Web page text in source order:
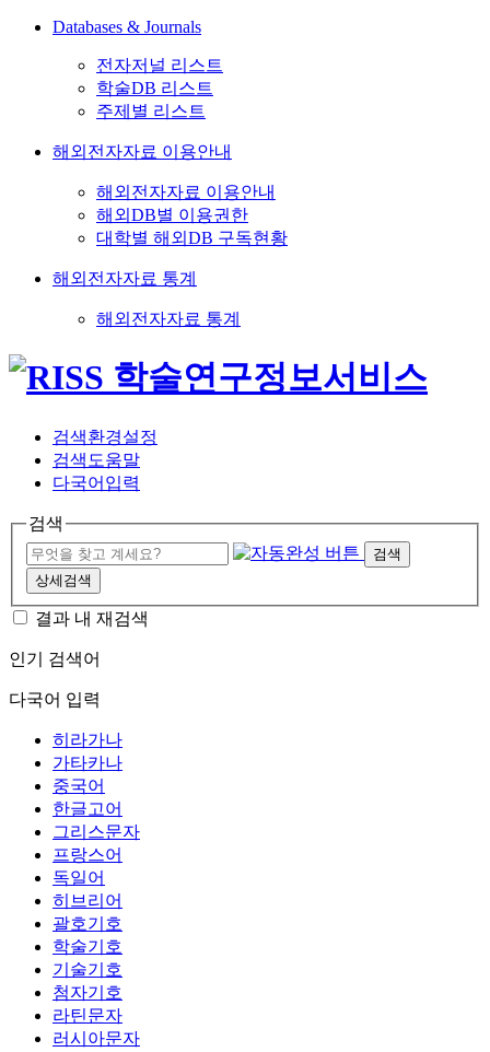
Databases & Journals
전자저널 리스트
학술DB 리스트
주제별 리스트
해외전자자료 이용안내
해외전자자료 이용안내
해외DB별 이용권한
대학별 해외DB 구독현황
해외전자자료 통계
해외전자자료 통계
검색환경설정
검색도움말
다국어입력
검색
검색
상세검색
결과 내 재검색
인기 검색어
다국어 입력
히라가나
가타카나
중국어
한글고어
그리스문자
프랑스어
독일어
히브리어
괄호기호
학술기호
기술기호
첨자기호
라틴문자
러시아문자